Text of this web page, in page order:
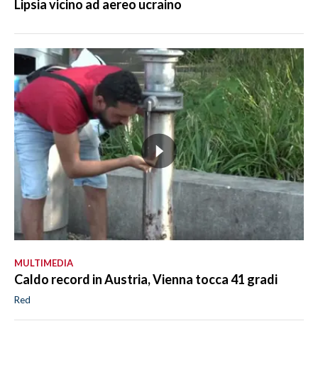
Lipsia vicino ad aereo ucraino
MULTIMEDIA
Caldo record in Austria, Vienna tocca 41 gradi
Red